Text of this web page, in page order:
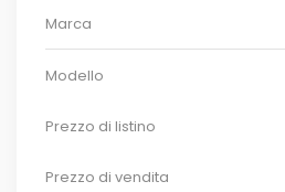
Marca
Modello
Prezzo di listino
Prezzo di vendita